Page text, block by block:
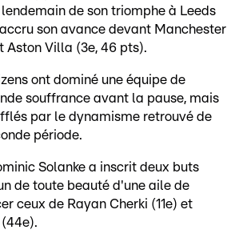
de son triomphe à Leeds
son avance devant Manchester
Aston Villa (3e, 46 pts).
ont dominé une équipe de
souffrance avant la pause, mais
par le dynamisme retrouvé de
période.
Solanke a inscrit deux buts
de toute beauté d'une aile de
ceux de Rayan Cherki (11e) et